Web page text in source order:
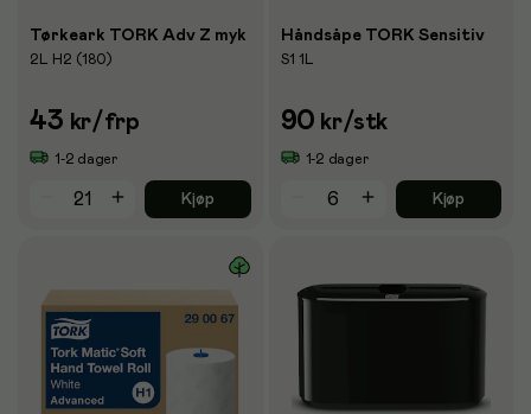
Tørkeark TORK Adv Z myk
2L H2 (180)
43 kr/frp
1-2 dager
Kjøp
Håndsåpe TORK Sensitiv
S1 1L
90 kr/stk
1-2 dager
Kjøp